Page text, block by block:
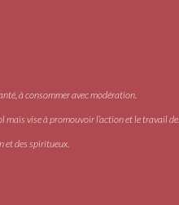
à consommer avec modération.
mais vise à promouvoir l’action et le travail
et des spiritueux.